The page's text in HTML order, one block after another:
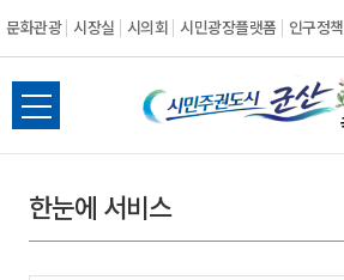
문화관광 시장실 시의회 시민광장플랫폼 인구정책
시
민
전
체
뉴
열
한눈에 서비스